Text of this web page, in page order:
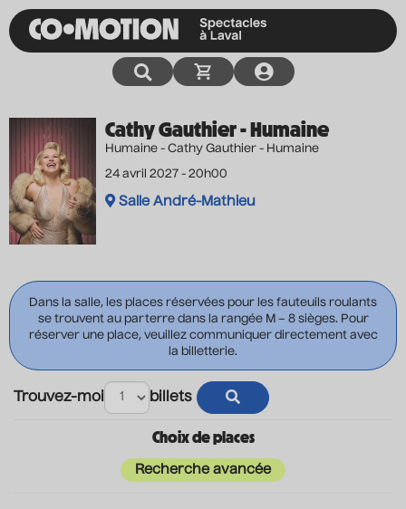
Cathy Gauthier - Humaine
Humaine - Cathy Gauthier - Humaine
24 avril 2027 - 20h00
Salle André-Mathieu
Dans la salle, les places réservées pour les fauteuils roulants
se trouvent au parterre dans la rangée M – 8 sièges. Pour
réserver une place, veuillez communiquer directement avec
la billetterie.
Trouvez-moi billets
Choix de places
Recherche avancée